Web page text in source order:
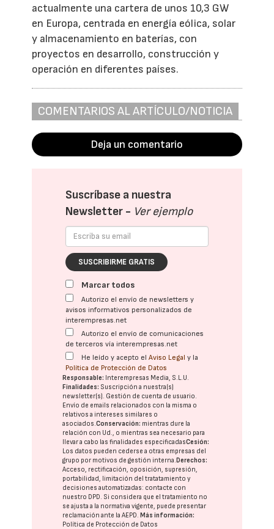
actualmente una cartera de unos 10,3 GW
en Europa, centrada en energía eólica, solar
y almacenamiento en baterías, con
proyectos en desarrollo, construcción y
operación en diferentes países.
COMENTARIOS AL ARTÍCULO/NOTICIA
Deja un comentario
Suscríbase a nuestra
Newsletter - Ver ejemplo
SUSCRIBIRME GRATIS
Marcar todos
Autorizo el envío de newsletters y
avisos informativos personalizados de
interempresas.net
Autorizo el envío de comunicaciones
de terceros vía interempresas.net
He leído y acepto elAviso Legal y la
Política de Protección de Datos
Responsable: Interempresas Media, S.L.U.
Finalidades: Suscripción a nuestra(s)
newsletter(s). Gestión de cuenta de usuario.
Envío de emails relacionados con la misma o
relativos a intereses similares o
asociados.Conservación: mientras dure la
relación con Ud., o mientras sea necesario para
llevar a cabo las finalidades especificadasCesión:
Los datos pueden cederse a otras empresas del
grupo por motivos de gestión interna.Derechos:
Acceso, rectificación, oposición, supresión,
portabilidad, limitación del tratatamiento y
decisiones automatizadas: contacte con
nuestro DPD. Si considera que el tratamiento no
se ajusta a la normativa vigente, puede presentar
reclamación ante laAEPD.Más información:
Política de Protección de Datos